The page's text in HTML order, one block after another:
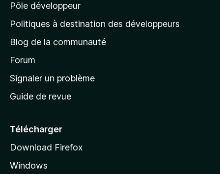
a
g
d
a
c
e
l
d
Pôle développeur
Politiques à destination des développeurs
Blog de la communauté
Forum
Signaler un problème
Guide de revue
Télécharger
Download Firefox
Windows